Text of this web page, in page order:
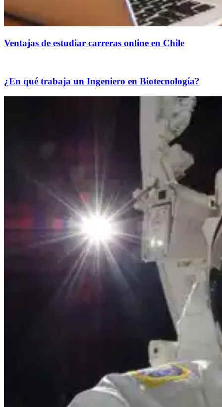
Ventajas de estudiar carreras online en Chile
¿En qué trabaja un Ingeniero en Biotecnología?